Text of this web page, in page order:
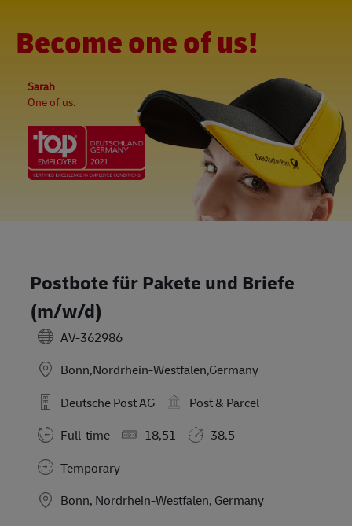
Become one of us!
Sarah
One of us.
Postbote für Pakete und Briefe
(m/w/d)
AV-362986
Bonn,Nordrhein-Westfalen,Germany
Deutsche Post AG
Post & Parcel
Full-time
18,51
38.5
Temporary
Location
Bonn, Nordrhein-Westfalen, Germany